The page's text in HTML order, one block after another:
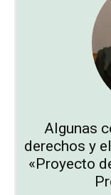
Algunas
derechos y
«Proyecto